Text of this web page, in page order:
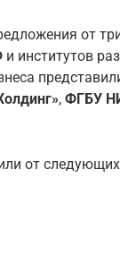
от
и институтов
, ФГБУ
от